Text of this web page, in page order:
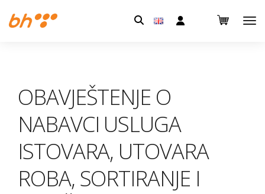
Pretraga:
OBAVJEŠTENJE O
NABAVCI USLUGA
ISTOVARA, UTOVARA
ROBA, SORTIRANJE I